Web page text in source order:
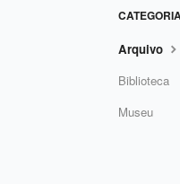
Arquivo
Biblioteca
Museu